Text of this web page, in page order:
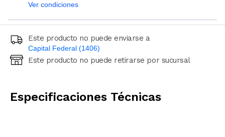
Ver condiciones
Este producto no puede enviarse a
Capital Federal (1406)
Ingresá código postal (sólo números)
Este producto no puede retirarse por sucursal
Especificaciones Técnicas